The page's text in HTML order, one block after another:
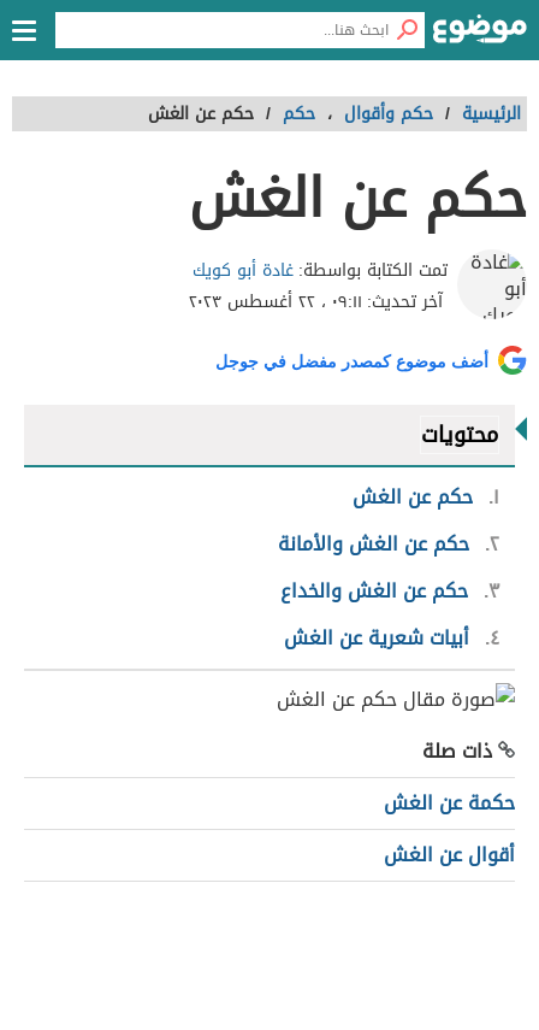
الرئيسية / حكم وأقوال ، حكم / حكم عن الغش
حكم عن الغش
تمت الكتابة بواسطة:غادة أبو كويك
آخر تحديث: ٠٩:١١ ، ٢٢ أغسطس ٢٠٢٣
أضف موضوع كمصدر مفضل في جوجل
محتويات
١ حكم عن الغش
٢ حكم عن الغش والأمانة
٣ حكم عن الغش والخداع
٤ أبيات شعرية عن الغش
ذات صلة
حكمة عن الغش
أقوال عن الغش